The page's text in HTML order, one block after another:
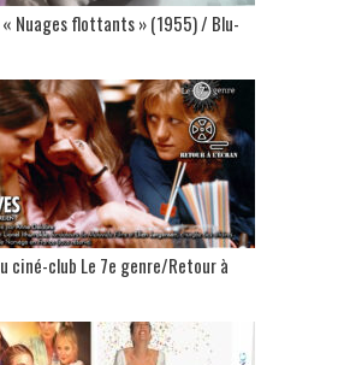
Nuages flottants » (1955) / Blu-
ciné-club Le 7e genre/Retour à